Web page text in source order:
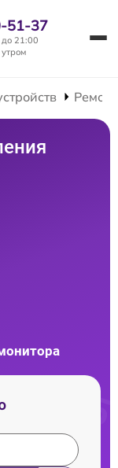
51-37
21:00